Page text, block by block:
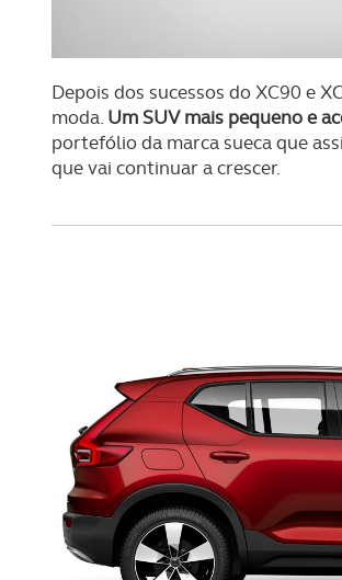
Depois dos sucessos do XC90 e
moda. Um SUV mais pequeno e
portefólio da marca sueca que
que vai continuar a crescer.